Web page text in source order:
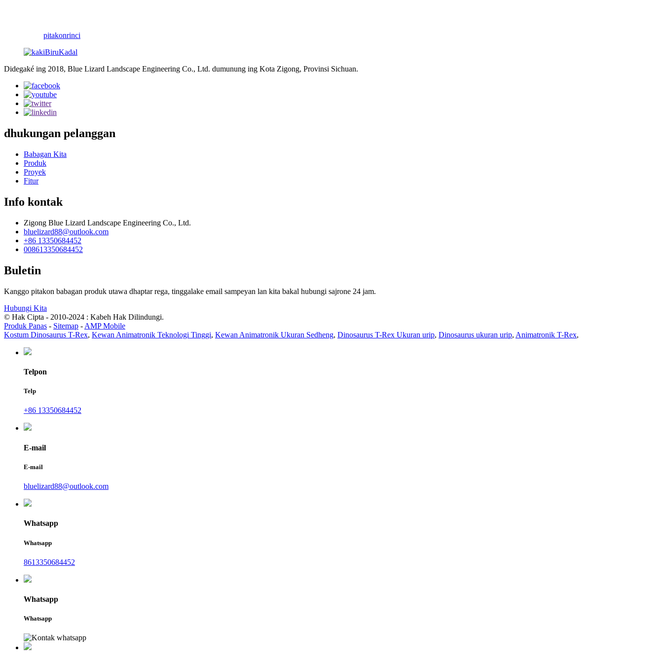
pitakonrinci
Didegaké ing 2018, Blue Lizard Landscape Engineering Co., Ltd. dumunung ing Kota Zigong, Provinsi Sichuan.
dhukungan pelanggan
Babagan Kita
Produk
Proyek
Fitur
Info kontak
Zigong Blue Lizard Landscape Engineering Co., Ltd.
bluelizard88@outlook.com
+86 13350684452
008613350684452
Buletin
Kanggo pitakon babagan produk utawa dhaptar rega, tinggalake email sampeyan lan kita bakal hubungi sajrone 24 jam.
Hubungi Kita
© Hak Cipta - 2010-2024 : Kabeh Hak Dilindungi.
Produk Panas - Sitemap - AMP Mobile
Kostum Dinosaurus T-Rex, Kewan Animatronik Teknologi Tinggi, Kewan Animatronik Ukuran Sedheng, Dinosaurus T-Rex Ukuran urip, Dinosaurus ukuran urip, Animatronik T-Rex,
Telpon
Telp
+86 13350684452
E-mail
E-mail
bluelizard88@outlook.com
Whatsapp
Whatsapp
8613350684452
Whatsapp
Whatsapp